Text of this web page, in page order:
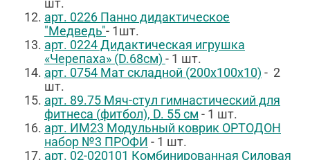
шт.
арт. 0226 Панно дидактическое
"Медведь"- 1шт.
арт. 0224 Дидактическая игрушка
«Черепаха» (D.68см) - 1 шт.
арт. 0754 Мат складной (200х100х10) - 2
шт.
арт. 89.75 Мяч-стул гимнастический для
фитнеса (фитбол), D. 55 см - 1 шт.
арт. ИМ23 Модульный коврик ОРТОДОН
набор №3 ПРОФИ - 1 шт.
арт. 02-020101 Комбинированная Силовая